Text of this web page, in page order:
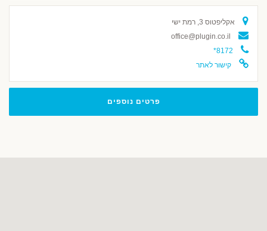
אקליפטוס 3, רמת ישי
office@plugin.co.il
*8172
קישור לאתר
פרטים נוספים